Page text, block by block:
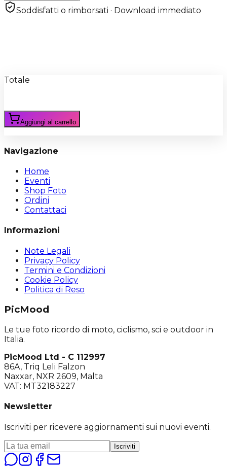
Soddisfatti o rimborsati · Download immediato
Totale
Aggiungi al carrello
Navigazione
Home
Eventi
Shop Foto
Ordini
Contattaci
Informazioni
Note Legali
Privacy Policy
Termini e Condizioni
Cookie Policy
Politica di Reso
PicMood
Le tue foto ricordo di moto, ciclismo, sci e outdoor in
Italia.
PicMood Ltd - C 112997
86A, Triq Leli Falzon
Naxxar, NXR 2609, Malta
VAT: MT32183227
Newsletter
Iscriviti per ricevere aggiornamenti sui nuovi eventi.
Iscriviti